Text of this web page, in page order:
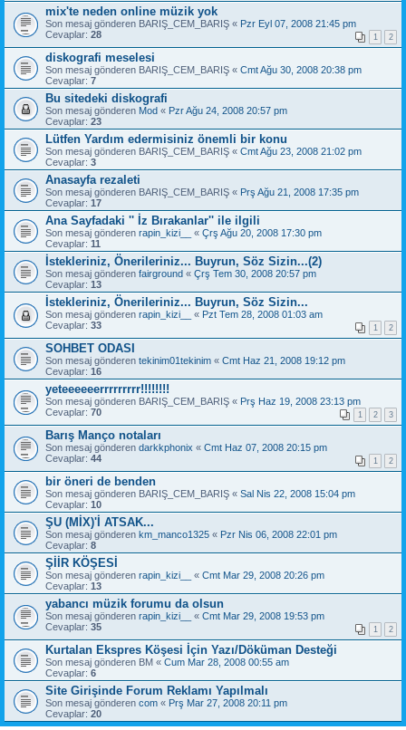
mix'te neden online müzik yok
Son mesaj gönderen BARIŞ_CEM_BARIŞ « Pzr Eyl 07, 2008 21:45 pm
Cevaplar: 28 1 2
diskografi meselesi
Son mesaj gönderen BARIŞ_CEM_BARIŞ « Cmt Ağu 30, 2008 20:38 pm
Cevaplar: 7
Bu sitedeki diskografi
Son mesaj gönderen Mod « Pzr Ağu 24, 2008 20:57 pm
Cevaplar: 23
Lütfen Yardım edermisiniz önemli bir konu
Son mesaj gönderen BARIŞ_CEM_BARIŞ « Cmt Ağu 23, 2008 21:02 pm
Cevaplar: 3
Anasayfa rezaleti
Son mesaj gönderen BARIŞ_CEM_BARIŞ « Prş Ağu 21, 2008 17:35 pm
Cevaplar: 17
Ana Sayfadaki '' İz Bırakanlar'' ile ilgili
Son mesaj gönderen rapin_kizi__ « Çrş Ağu 20, 2008 17:30 pm
Cevaplar: 11
İstekleriniz, Önerileriniz... Buyrun, Söz Sizin...(2)
Son mesaj gönderen fairground « Çrş Tem 30, 2008 20:57 pm
Cevaplar: 13
İstekleriniz, Önerileriniz... Buyrun, Söz Sizin...
Son mesaj gönderen rapin_kizi__ « Pzt Tem 28, 2008 01:03 am
Cevaplar: 33 1 2
SOHBET ODASI
Son mesaj gönderen tekinim01tekinim « Cmt Haz 21, 2008 19:12 pm
Cevaplar: 16
yeteeeeeerrrrrrrrr!!!!!!!!
Son mesaj gönderen BARIŞ_CEM_BARIŞ « Prş Haz 19, 2008 23:13 pm
Cevaplar: 70 1 2 3
Barış Manço notaları
Son mesaj gönderen darkkphonix « Cmt Haz 07, 2008 20:15 pm
Cevaplar: 44 1 2
bir öneri de benden
Son mesaj gönderen BARIŞ_CEM_BARIŞ « Sal Nis 22, 2008 15:04 pm
Cevaplar: 10
ŞU (MİX)'İ ATSAK...
Son mesaj gönderen km_manco1325 « Pzr Nis 06, 2008 22:01 pm
Cevaplar: 8
ŞİİR KÖŞESİ
Son mesaj gönderen rapin_kizi__ « Cmt Mar 29, 2008 20:26 pm
Cevaplar: 13
yabancı müzik forumu da olsun
Son mesaj gönderen rapin_kizi__ « Cmt Mar 29, 2008 19:53 pm
Cevaplar: 35 1 2
Kurtalan Ekspres Köşesi İçin Yazı/Döküman Desteği
Son mesaj gönderen BM « Cum Mar 28, 2008 00:55 am
Cevaplar: 6
Site Girişinde Forum Reklamı Yapılmalı
Son mesaj gönderen com « Prş Mar 27, 2008 20:11 pm
Cevaplar: 20